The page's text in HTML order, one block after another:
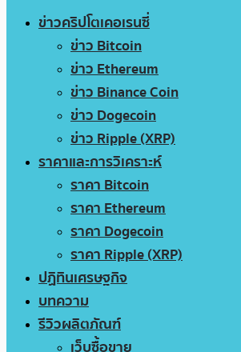
ข่าวคริปโตเคอเรนซี่
ข่าว Bitcoin
ข่าว Ethereum
ข่าว Binance Coin
ข่าว Dogecoin
ข่าว Ripple (XRP)
ราคาและการวิเคราะห์
ราคา Bitcoin
ราคา Ethereum
ราคา Dogecoin
ราคา Ripple (XRP)
ปฏิทินเศรษฐกิจ
บทความ
รีวิวผลิตภัณฑ์